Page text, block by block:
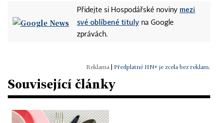
Přidejte si Hospodářské noviny mezi
své oblíbené tituly na Google
zprávách.
Předplatné HN+ je zcela bez reklam.
Související články